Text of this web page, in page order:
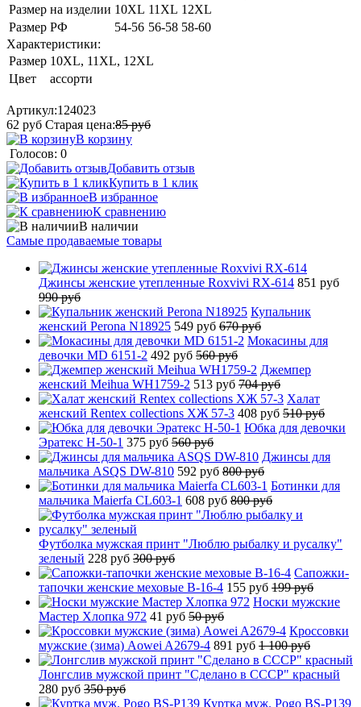
Размер на изделии 10XL 11XL 12XL
Размер РФ
54-56 56-58 58-60
Характеристики:
Размер 10XL, 11XL, 12XL
Цвет
ассорти
Артикул:124023
62 руб Старая цена:85руб
В корзину
Голосов: 0
Добавить отзыв
Купить в 1 клик
В избранное
К сравнению
В наличии
Самые продаваемые товары
Джинсы женские утепленные Roxvivi RX-614 851 руб
990 руб
Купальник
женский Perona N18925 549 руб 670 руб
Мокасины для
девочки MD 6151-2 492 руб 560 руб
Джемпер
женский Meihua WH1759-2 513 руб 704 руб
Халат
женский Rentex collections ХЖ 57-3 408 руб 510 руб
Юбка для девочки
Эратекс H-50-1 375 руб 560 руб
Джинсы для
мальчика ASQS DW-810 592 руб 800 руб
Ботинки для
мальчика Maierfa CL603-1 608 руб 800 руб
Футболка мужская принт "Люблю рыбалку и русалку"
зеленый 228 руб 300 руб
Сапожки-
тапочки женские меховые B-16-4 155 руб 199 руб
Носки мужские
Мастер Хлопка 972 41 руб 50 руб
Кроссовки
мужские (зима) Aowei A2679-4 891 руб 1 100 руб
Лонгслив мужской принт "Сделано в СССР" красный
280 руб 350 руб
Куртка муж. Pogo BS-P139